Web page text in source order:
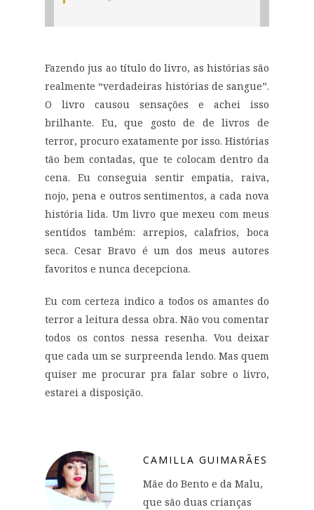
Fazendo jus ao título do livro, as histórias são
realmente “verdadeiras histórias de sangue”.
O livro causou sensações e achei isso
brilhante. Eu, que gosto de delivros de
terror, procuro exatamente por isso. Histórias
tão bem contadas, que te colocam dentro da
cena. Eu conseguia sentir empatia, raiva,
nojo, pena e outros sentimentos, a cada nova
história lida. Um livro que mexeu com meus
sentidos também: arrepios, calafrios, boca
seca. Cesar Bravo é um dos meus autores
favoritos e nunca decepciona.
Eu com certeza indico a todos os amantes do
terror a leitura dessa obra. Não vou comentar
todos os contos nessa resenha. Vou deixar
que cada um se surpreenda lendo. Mas quem
quiser me procurar pra falar sobre o livro,
estarei a disposição.
CAMILLA GUIMARÃES
Mãe do Bento e da Malu,
que são duas crianças